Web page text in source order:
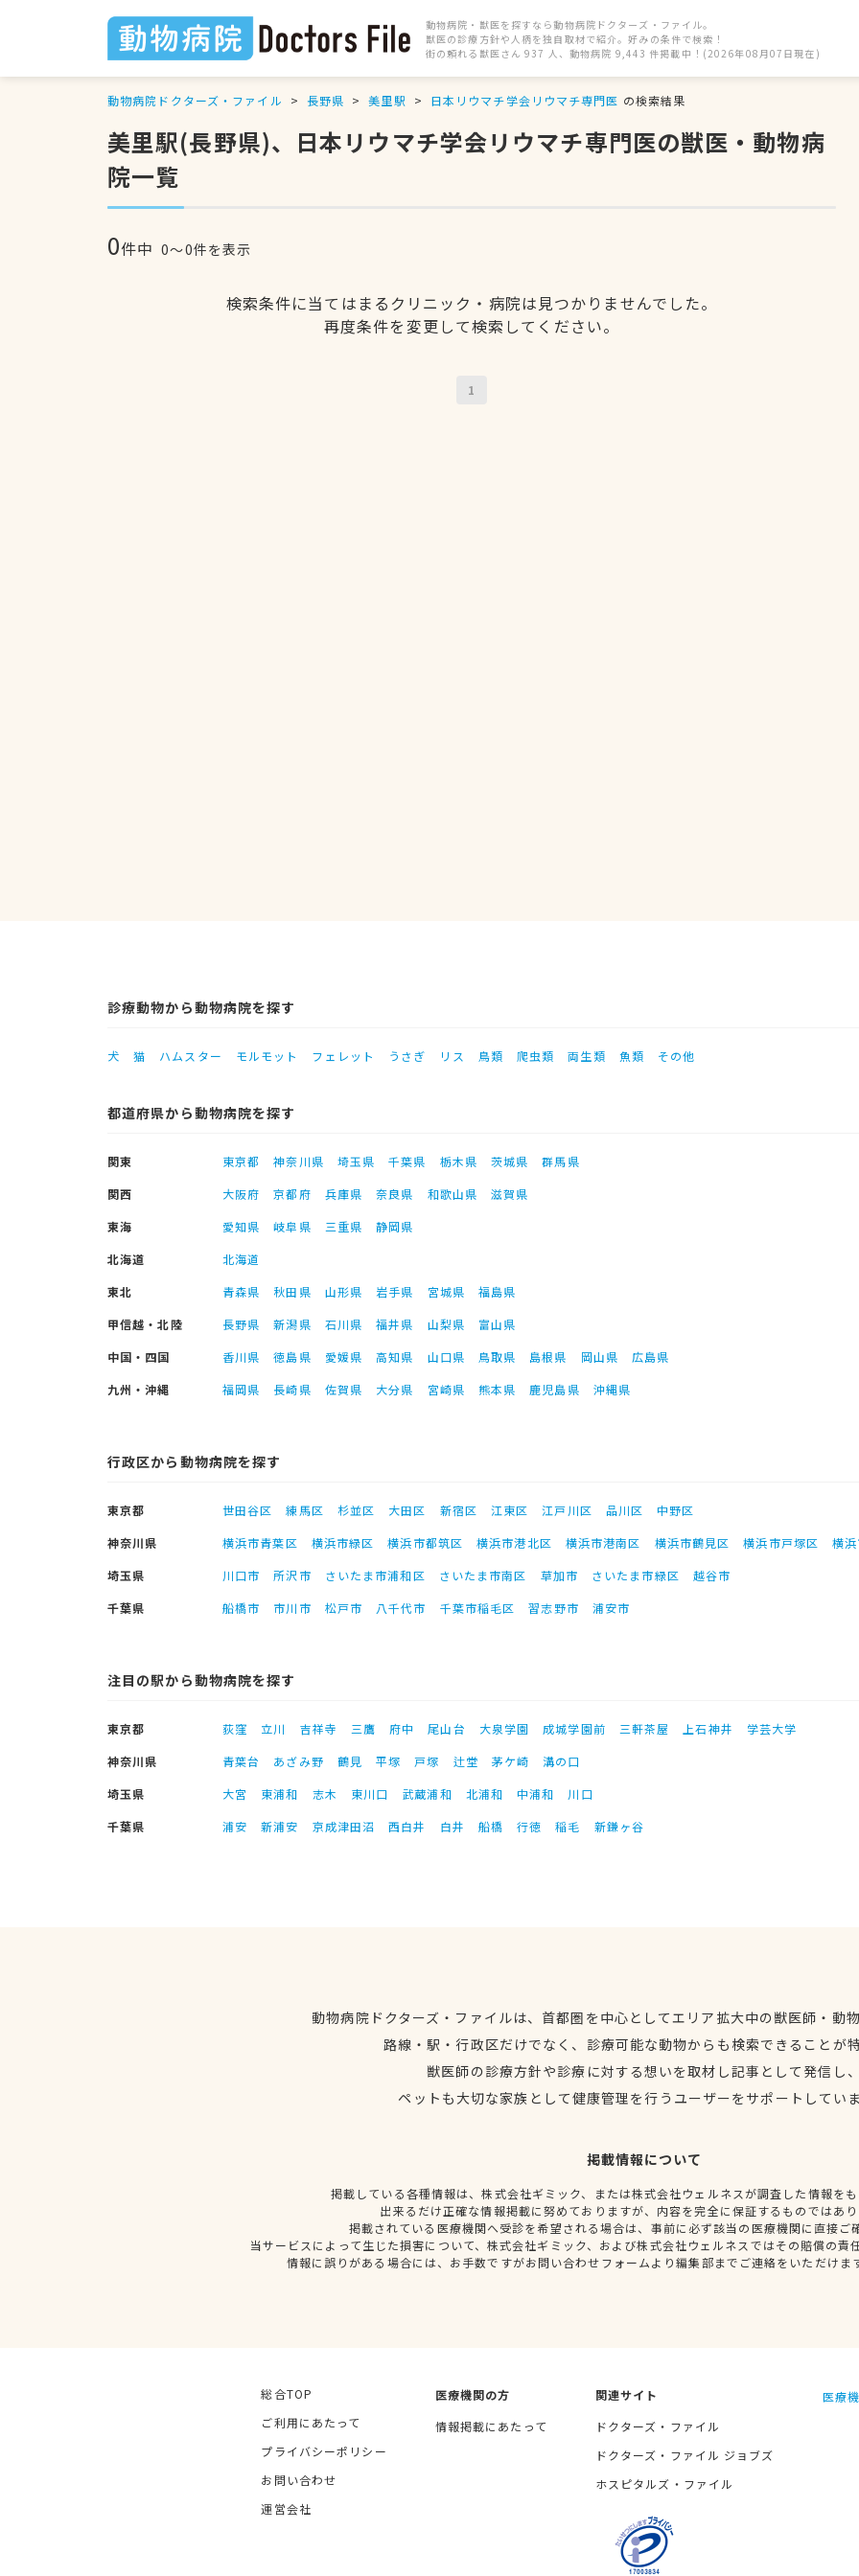
動物病院・獣医を探すなら動物病院ドクターズ・ファイル。
獣医の診療方針や人柄を独自取材で紹介。好みの条件で検索！
街の頼れる獣医さん 937 人、動物病院 9,443 件掲載中！(2026年08月07日現在)
動物病院ドクターズ・ファイル 長野県 美里駅 日本リウマチ学会リウマチ専門医 の検索結果
美里駅(長野県)、日本リウマチ学会リウマチ専門医の獣医・動物病
院一覧
0件中 0〜0件を表示
検索条件に当てはまるクリニック・病院は見つかりませんでした。
再度条件を変更して検索してください。
1
診療動物から動物病院を探す
犬 猫 ハムスター モルモット フェレット うさぎ リス 鳥類 爬虫類 両生類 魚類 その他
都道府県から動物病院を探す
関東 東京都 神奈川県 埼玉県 千葉県 栃木県 茨城県
群馬県
関西
大阪府 京都府 兵庫県 奈良県 和歌山県
滋賀県
東海
愛知県 岐阜県 三重県
静岡県
北海道
北海道
東北
青森県 秋田県 山形県 岩手県 宮城県
福島県
甲信越・北陸
長野県 新潟県 石川県 福井県 山梨県
富山県
中国・四国
香川県 徳島県 愛媛県 高知県 山口県 鳥取県 島根県 岡山県
広島県
九州・沖縄
福岡県 長崎県 佐賀県 大分県 宮崎県 熊本県 鹿児島県 沖縄県
行政区から動物病院を探す
東京都 世田谷区 練馬区 杉並区 大田区 新宿区 江東区 江戸川区 品川区
中野区
神奈川県
横浜市青葉区 横浜市緑区 横浜市都筑区 横浜市港北区 横浜市港南区 横浜市鶴見区 横浜市戸塚区
横
埼玉県
川口市 所沢市 さいたま市浦和区 さいたま市南区 草加市 さいたま市緑区
越谷市
千葉県
船橋市 市川市 松戸市 八千代市 千葉市稲毛区 習志野市 浦安市
注目の駅から動物病院を探す
東京都 荻窪 立川 吉祥寺 三鷹 府中 尾山台 大泉学園 成城学園前 三軒茶屋 上石神井
学芸大学
神奈川県
青葉台 あざみ野 鶴見 平塚 戸塚 辻堂 茅ケ崎
溝の口
埼玉県
大宮 東浦和 志木 東川口 武蔵浦和 北浦和 中浦和
川口
千葉県
浦安 新浦安 京成津田沼 西白井 白井 船橋 行徳 稲毛 新鎌ヶ谷
動物病院ドクターズ・ファイルは、首都圏を中心としてエリア拡大中の獣医師・動
路線・駅・行政区だけでなく、診療可能な動物からも検索できることが
獣医師の診療方針や診療に対する想いを取材し記事として発信し
ペットも大切な家族として健康管理を行うユーザーをサポートしてい
掲載情報について
掲載している各種情報は、株式会社ギミック、または株式会社ウェルネスが調査した情報を
出来るだけ正確な情報掲載に努めておりますが、内容を完全に保証するものではあ
掲載されている医療機関へ受診を希望される場合は、事前に必ず該当の医療機関に直接ご
当サービスによって生じた損害について、株式会社ギミック、および株式会社ウェルネスではその賠償の責
情報に誤りがある場合には、お手数ですがお問い合わせフォームより編集部までご連絡をいただけま
総合TOP
ご利用にあたって
プライバシーポリシー
お問い合わせ
運営会社
医療機関の方
情報掲載にあたって
関連サイト
ドクターズ・ファイル
ドクターズ・ファイル ジョブズ
ホスピタルズ・ファイル
医療